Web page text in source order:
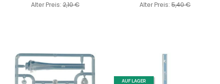
Alter Preis:2,10 € Alter Preis: 5,40 €
AUF LAGER